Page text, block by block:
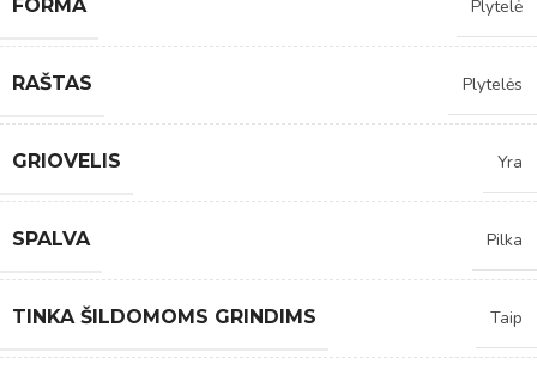
FORMA Plytelė
RAŠTAS Plytelės
GRIOVELIS Yra
SPALVA Pilka
TINKA ŠILDOMOMS GRINDIMS Taip